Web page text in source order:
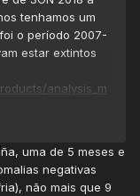
tenhamos um
o período 2007-
estar extintos
analysis_m
uma de 5 meses e
negativas
não mais que 9